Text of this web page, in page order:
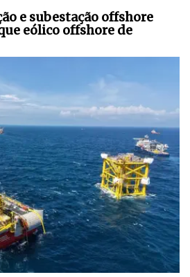
e subestação offshore
eólico offshore de